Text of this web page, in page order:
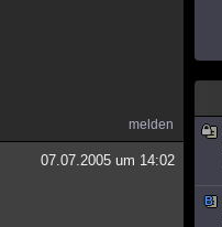
melden
07.07.2005 um 14:02